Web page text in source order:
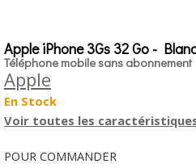
Apple iPhone 3Gs 32 Go -
Téléphone mobile sans abonnement
Apple
En Stock
Voir toutes les
POUR COMMANDER